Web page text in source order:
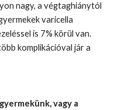
nagy, a végtaghiánytól
varicella
is 7% körül van.
komplikációval jár a
vagy a